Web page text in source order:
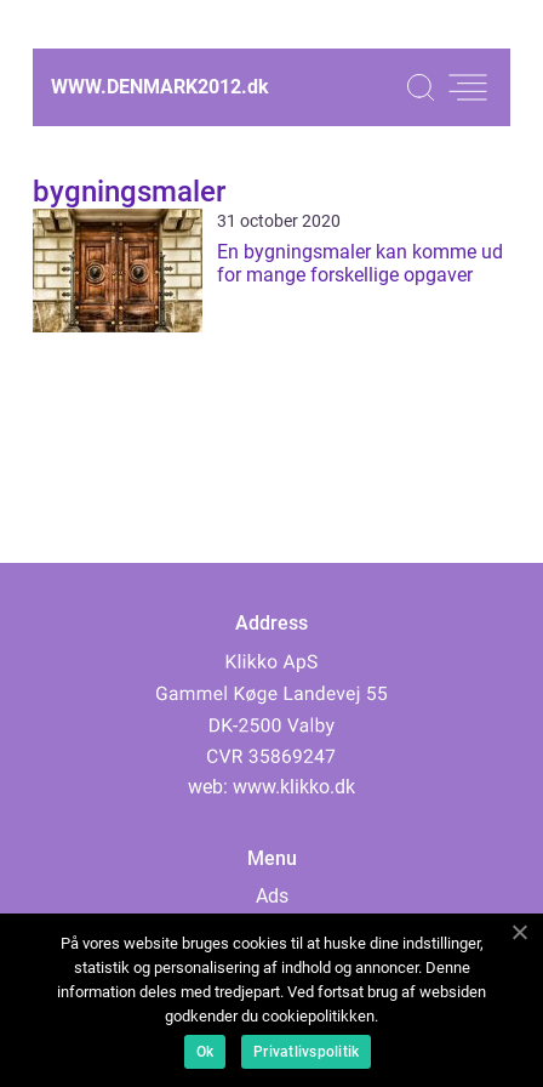
WWW.DENMARK2012.dk
bygningsmaler
31 october 2020
En bygningsmaler kan komme ud
for mange forskellige opgaver
Address
web: www.klikko.dk
Menu
Ads
Cookies
Contact
Sitemap
På vores website bruges cookies til at huske dine indstillinger,
statistik og personalisering af indhold og annoncer. Denne
information deles med tredjepart. Ved fortsat brug af websiden
godkender du cookiepolitikken.
Ok Privatlivspolitik